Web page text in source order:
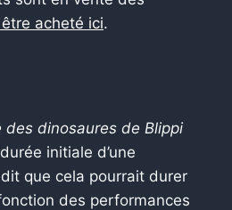
acheté ici.
des dinosaures de Blippi
initiale d’une
que cela pourrait durer
des performances